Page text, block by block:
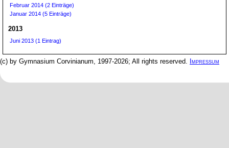
Februar 2014 (2 Einträge)
Januar 2014 (5 Einträge)
2013
Juni 2013 (1 Eintrag)
(c) by Gymnasium Corvinianum, 1997-2026; All rights reserved. Impressum